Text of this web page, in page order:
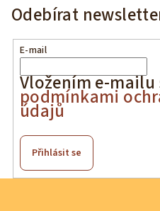
Odebírat
E-mail
Vložením e-
podmínkami
údajů
Přihlásit se